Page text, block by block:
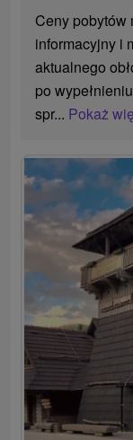
Ceny pobytów
informacyjny i
aktualnego
po
spr... Pokaż